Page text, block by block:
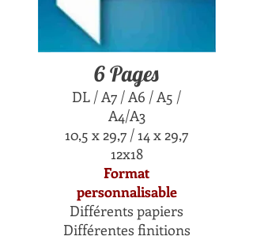
6 Pages
DL / A7 / A6 / A5 /
A4/A3
10,5 x 29,7 / 14 x 29,7
12x18
Format
personnalisable
Différents papiers
Différentes finitions